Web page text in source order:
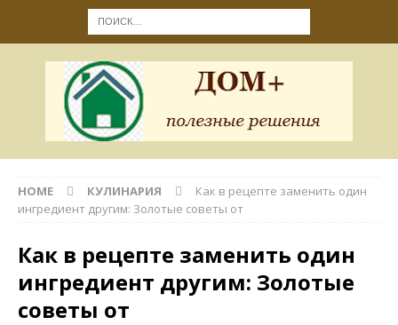
HOME КУЛИНАРИЯ
Как в рецепте заменить один
ингредиент другим: Золотые советы от
Как в рецепте заменить один
ингредиент другим: Золотые
советы от